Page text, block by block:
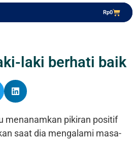
Rp0
laki berhati baik
menanamkan pikiran positif
saat dia mengalami masa-